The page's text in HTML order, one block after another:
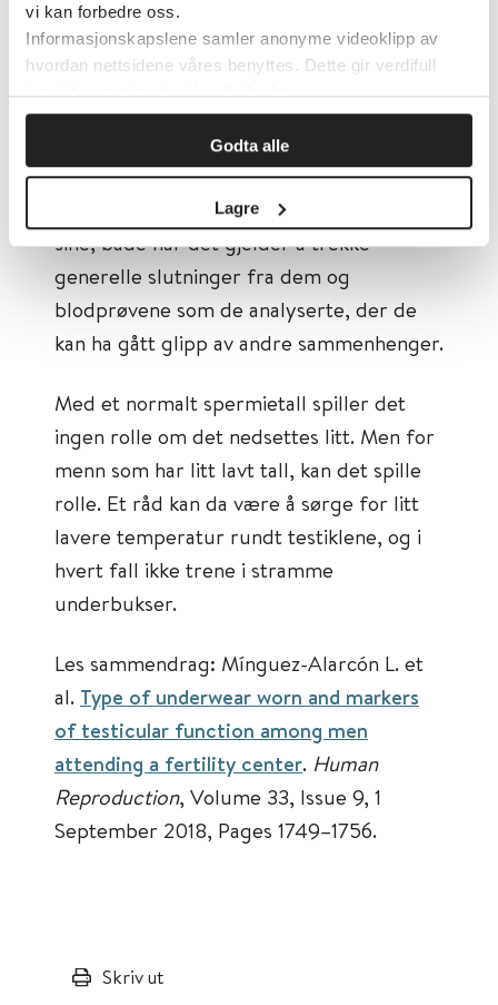
vi kan forbedre oss.
Informasjonskapslene samler anonyme videoklipp av
hvordan nettsidene våres benyttes. Dette gir verdifull
innsikt som gjør at vi kan forbedre oss.
Godta alle
Lagre
hjernen) og stimulerer
spermieproduksjonen. Når
spermieproduksjonen er nedsatt, kan det
reflekteres i høyt FSH – testiklene har
fortalt hjernen at her må det piskes på.
Forskerne er forsiktige i konklusjonene
sine, både når det gjelder å trekke
generelle slutninger fra dem og
blodprøvene som de analyserte, der de
kan ha gått glipp av andre sammenhenger.
Med et normalt spermietall spiller det
ingen rolle om det nedsettes litt. Men for
menn som har litt lavt tall, kan det spille
rolle. Et råd kan da være å sørge for litt
lavere temperatur rundt testiklene, og i
hvert fall ikke trene i stramme
underbukser.
Les sammendrag: Mínguez-Alarcón L. et
al. Type of underwear worn and markers
of testicular function among men
attending a fertility center. Human
Reproduction, Volume 33, Issue 9, 1
September 2018, Pages 1749–1756.
Skriv ut